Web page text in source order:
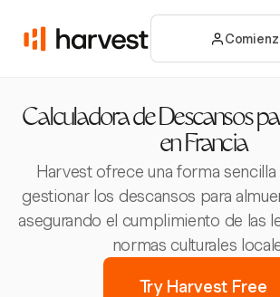
Calculadora de Descansos
en Francia
Harvest ofrece una forma
gestionar los descansos para
asegurando el cumplimiento de las
normas culturales
Try Harvest Free